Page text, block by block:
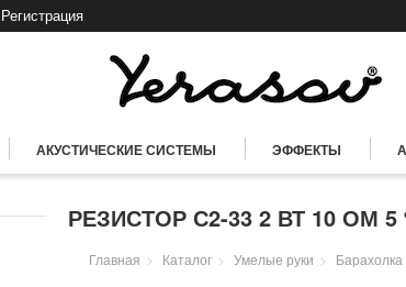
Регистрация
АКУСТИЧЕСКИЕ СИСТЕМЫ ЭФФЕКТЫ
РЕЗИСТОР С2-33 2 ВТ 10 ОМ 5
Главная Каталог Умелые руки Барахолка